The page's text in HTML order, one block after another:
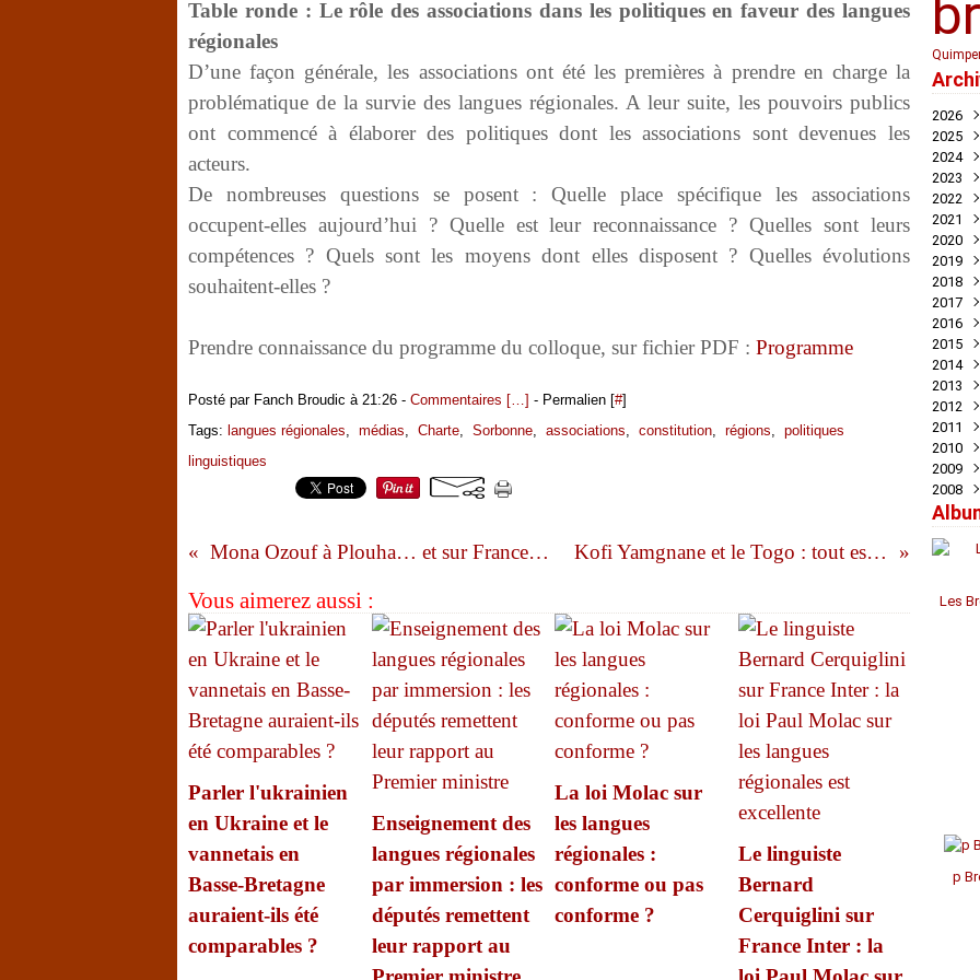
Table ronde : Le rôle des associations dans les politiques en faveur des langues
régionales
D’une façon générale, les associations ont été les premières à prendre en charge la
problématique de la survie des langues régionales. A leur suite, les pouvoirs publics
ont commencé à élaborer des politiques dont les associations sont devenues les
acteurs.
De nombreuses questions se posent : Quelle place spécifique les associations
occupent-elles aujourd’hui ? Quelle est leur reconnaissance ? Quelles sont leurs
compétences ? Quels sont les moyens dont elles disposent ? Quelles évolutions
souhaitent-elles ?
Prendre connaissance du programme du colloque, sur fichier PDF : Programme
Posté par Fanch Broudic à 21:26 - Commentaires […] - Permalien [#]
Tags: langues régionales, médias, Charte, Sorbonne, associations, constitution, régions, politiques
linguistiques
Mona Ozouf à Plouha… et sur France Culture Kofi Yamgnane et le Togo : tout est à faire
Vous aimerez aussi :
Parler l'ukrainien
en Ukraine et le
vannetais en
Basse-Bretagne
auraient-ils été
comparables ?
Enseignement des
langues régionales
par immersion : les
députés remettent
leur rapport au
La loi Molac sur
les langues
régionales :
conforme ou pas
conforme ?
Le linguiste
Bernard
Cerquiglini sur
France Inter : la
2026
Mai
Avril
Mars
2025
Août
Mai
Avril
Mars
2024
Août
Juin
Mai
Avril
Mars
2023
Juin
Mai
Avril
Mars
2022
Août
Juin
Mai
Avril
Mars
2021
Août
Juin
Mai
Avril
Mars
2020
Août
Juin
Mai
Avril
Mars
2019
Août
Juin
Mai
Mars
2018
Août
Juin
Mai
Avril
Mars
2017
Août
Juin
Mai
Mars
2016
Août
Juin
Mai
2015
Août
Mai
Avril
2014
Août
Juin
Mai
Avril
2013
Août
Juin
Mai
Avril
2012
Juin
Avril
2011
Mai
2010
Mai
2009
Juin
2008
Août
Les
p